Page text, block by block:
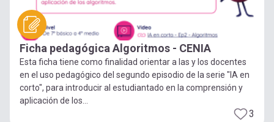
Ficha pedagógica Algoritmos - CENIA
Esta ficha tiene como finalidad orientar a las y los docentes
en el uso pedagógico del segundo episodio de la serie "IA en
corto", para introducir al estudiantado en la comprensión y
aplicación de los...
3